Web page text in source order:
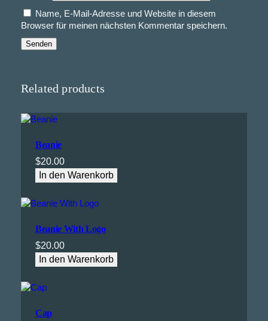
Name, E-Mail-Adresse und Website in diesem
Browser für meinen nächsten Kommentar speichern.
Related products
Beanie
$20.00
In den Warenkorb
Beanie With Logo
$20.00
In den Warenkorb
Cap